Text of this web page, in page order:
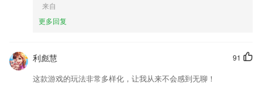
5,如果使用其他音量控制或其他体积助推器，可以这个程序不会有任何明
显的影响。
半岛真人app下载软件优势
1.：对收藏的题目重点练习
来自
更多回复
91
利彪慧
这款游戏的玩法非常多样化，让我从来不会感到无聊！